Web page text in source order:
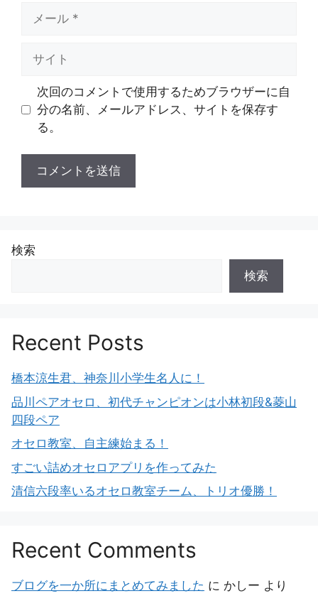
次回のコメントで使用するためブラウザーに自
分の名前、メールアドレス、サイトを保存す
る。
検索
検索
Recent Posts
橋本涼生君、神奈川小学生名人に！
品川ペアオセロ、初代チャンピオンは小林初段&菱山
四段ペア
オセロ教室、自主練始まる！
すごい詰めオセロアプリを作ってみた
清信六段率いるオセロ教室チーム、トリオ優勝！
Recent Comments
ブログを一か所にまとめてみました に かしー より